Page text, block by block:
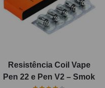
Resistência Coil Vape
Pen 22 e Pen V2 – Smok